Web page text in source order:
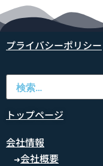
プライバシーポリシー
トップページ
会社情報
➜会社概要